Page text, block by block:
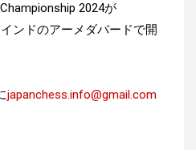
2024が
ンドのアーメダバードで開
japanchess.info@gmail.com